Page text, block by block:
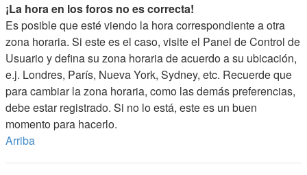
¡La hora en los foros no es correcta!
Es posible que esté viendo la hora correspondiente a otra
zona horaria. Si este es el caso, visite el Panel de Control de
Usuario y defina su zona horaria de acuerdo a su ubicación,
e.j. Londres, París, Nueva York, Sydney, etc. Recuerde que
para cambiar la zona horaria, como las demás preferencias,
debe estar registrado. Si no lo está, este es un buen
momento para hacerlo.
Arriba